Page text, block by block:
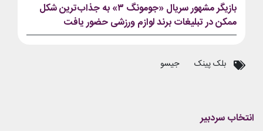
بازیگر مشهور سریال «جومونگ ۳» به جذاب‌ترین شکل
ممکن در تبلیغات برند لوازم ورزشی حضور یافت
بلک پینک جیسو